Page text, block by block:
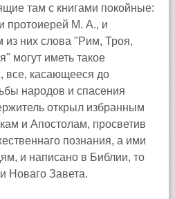
там с книгами покойные:
протоиерей М. А., и
из них слова "Рим, Троя,
могут иметь такое
все, касающееся до
народов и спасения
открыл избранным
и Апостолам, просветив
познания, а ими
и написано в Библии, то
Новаго Завета.